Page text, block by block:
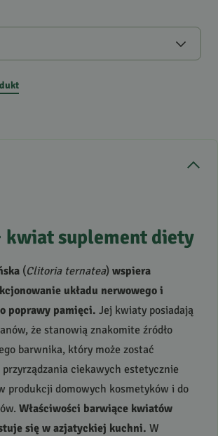
suplement diety
(Clitoria ternatea) wspiera
układu nerwowego i
poprawy pamięci. Jej kwiaty posiadają
że stanowią znakomite źródło
barwnika, który może zostać
ciekawych estetycznie
produkcji domowych kosmetyków i do
Właściwości barwiące kwiatów
się w azjatyckiej kuchni. W